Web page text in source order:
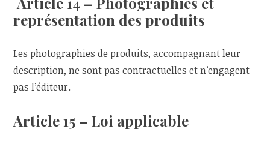
représentation des produits
Les photographies de produits, accompagnant leur
description, ne sont pas contractuelles et n’engagent
pas l’éditeur.
Article 15 – Loi applicable